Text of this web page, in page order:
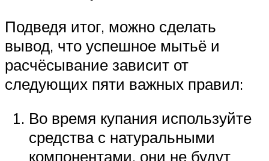
Подведя итог, можно сделать
вывод, что успешное мытьё и
расчёсывание зависит от
следующих пяти важных правил:
Во время купания используйте
средства с натуральными
компонентами, они не будут